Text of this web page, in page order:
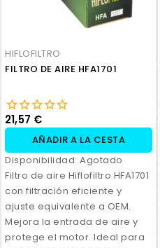
HIFLOFILTRO
FILTRO DE AIRE HFA1701
21,57 €
AÑADIR A LA CESTA
Disponibilidad: Agotado
Filtro de aire Hiflofiltro HFA1701
con filtración eficiente y
ajuste equivalente a OEM.
Mejora la entrada de aire y
protege el motor. Ideal para